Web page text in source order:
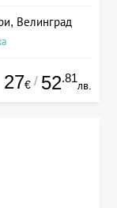
Велинград
27€ / 52.81
лв.